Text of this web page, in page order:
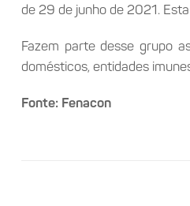
de 29 de junho de 2021.
Fazem parte desse grupo
domésticos, entidades
Fonte: Fenacon